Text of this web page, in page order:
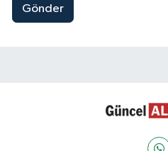
Gönder